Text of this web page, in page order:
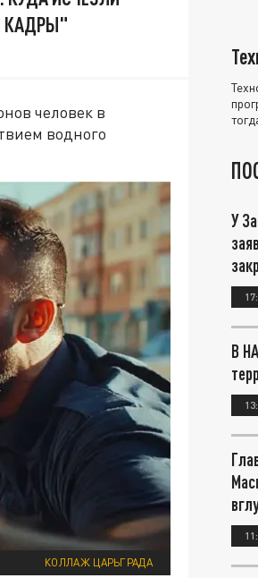
КАДРЫ"
человек в
водного
КОЛЛАЖ ЦАРЬГРАДА
У
В